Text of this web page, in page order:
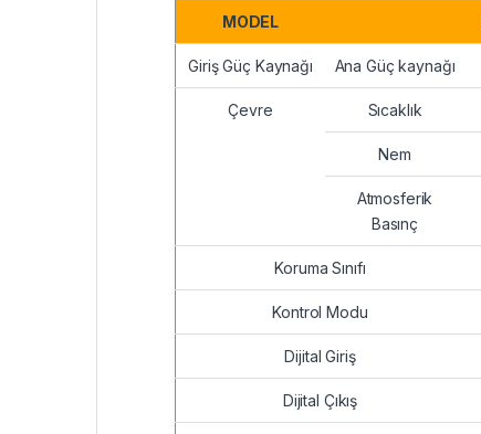
MODEL
Giriş Güç Kaynağı Ana Güç kaynağı
Çevre Sıcaklık
Nem
Atmosferik
Basınç
Koruma Sınıfı
Kontrol Modu
Dijital Giriş
Dijital Çıkış